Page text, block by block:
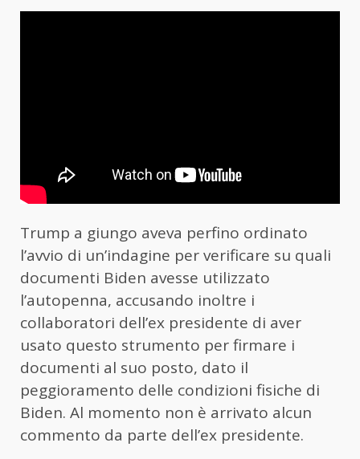
Trump a giungo aveva perfino ordinato
l’avvio di un’indagine per verificare su quali
documenti Biden avesse utilizzato
l’autopenna, accusando inoltre i
collaboratori dell’ex presidente di aver
usato questo strumento per firmare i
documenti al suo posto, dato il
peggioramento delle condizioni fisiche di
Biden. Al momento non è arrivato alcun
commento da parte dell’ex presidente.